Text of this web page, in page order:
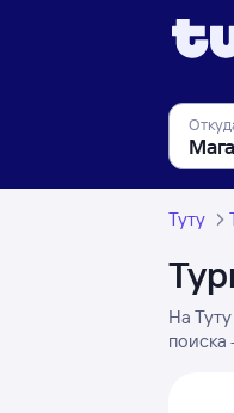
Туту
На
поиска